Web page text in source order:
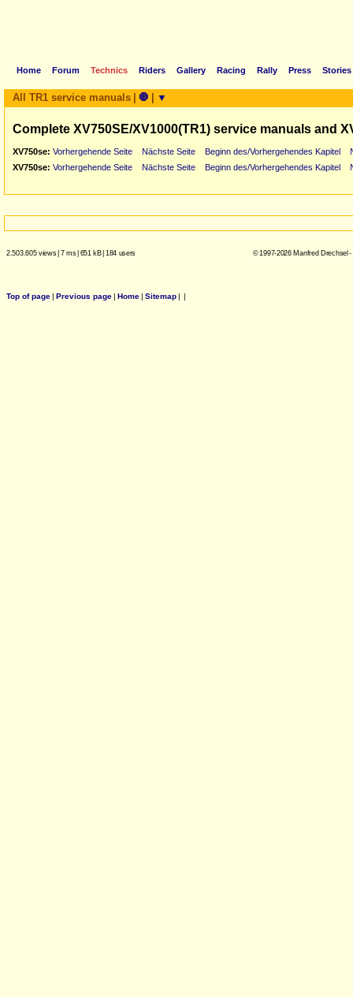
Home Forum Technics Riders Gallery Racing Rally Press Stories
All TR1 service manuals 🛑 ▼
Complete XV750SE/XV1000(TR1) service manuals and
XV750se: Vorhergehende Seite Nächste Seite Beginn des/Vorhergehendes Kapitel
XV750se: Vorhergehende Seite Nächste Seite Beginn des/Vorhergehendes Kapitel
2.503.605 views| 7 ms| 651 kB| 184 users © 1997-2026 Manfred Drechsel
Top of page| Previous page| Home| Sitemap| |